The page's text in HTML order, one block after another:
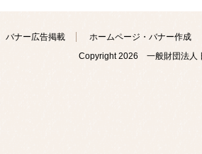
バナー広告掲載
ホームページ・バナー作成
Copyright2026 一般財団法人